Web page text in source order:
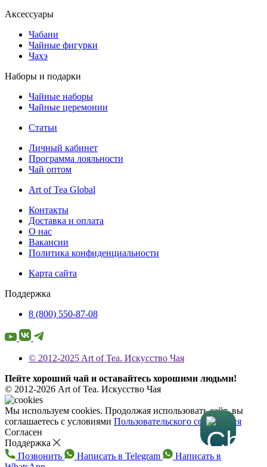
Аксессуары
Чабани
Чайные фигурки
Чахэ
Наборы и подарки
Чайные наборы
Чайные церемонии
Статьи
Личный кабинет
Программа лояльности
Чай оптом
Art of Tea Global
Контакты
Доставка и оплата
О нас
Вакансии
Политика конфиденциальности
Карта сайта
Поддержка
8 (800) 550-87-08
© 2012-2025 Art of Tea. Искусство Чая
Пейте хороший чай и оставайтесь хорошими людьми!
© 2012-2026 Art of Tea. Искусство Чая
Мы используем cookies. Продолжая использовать сайт, вы
соглашаетесь с условиями Пользовательского соглашения
Согласен
Поддержка
Позвонить
Написать в Telegram
Написать в